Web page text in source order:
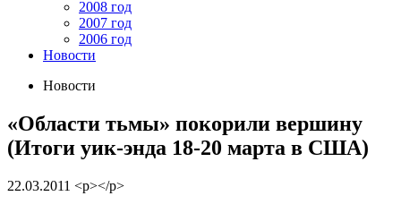
2008 год
2007 год
2006 год
Новости
Новости
«Области тьмы» покорили вершину
(Итоги уик-энда 18-20 марта в США)
22.03.2011 <p></p>